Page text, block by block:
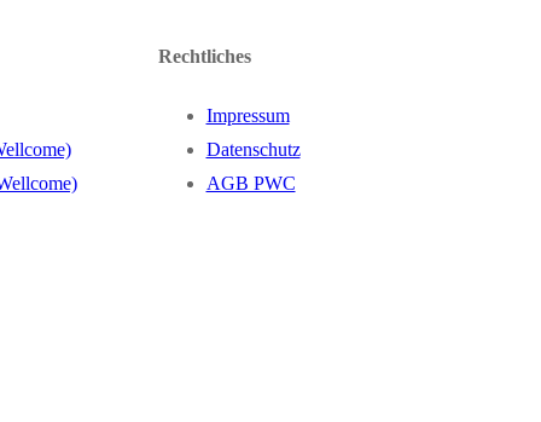
Rechtliches
Impressum
Datenschutz
AGB PWC